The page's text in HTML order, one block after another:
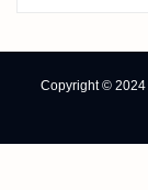
Copyright © 2024